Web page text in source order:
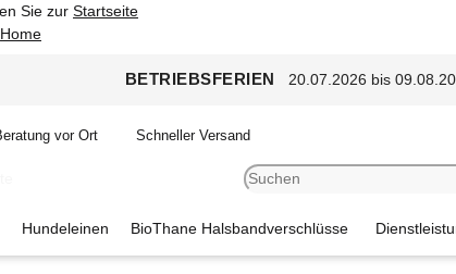
Sie zur Startseite
Home
BETRIEBSFERIEN 20.07.2026 bis
vor Ort Schneller Versand
Hundeleinen BioThane Halsbandverschlüsse